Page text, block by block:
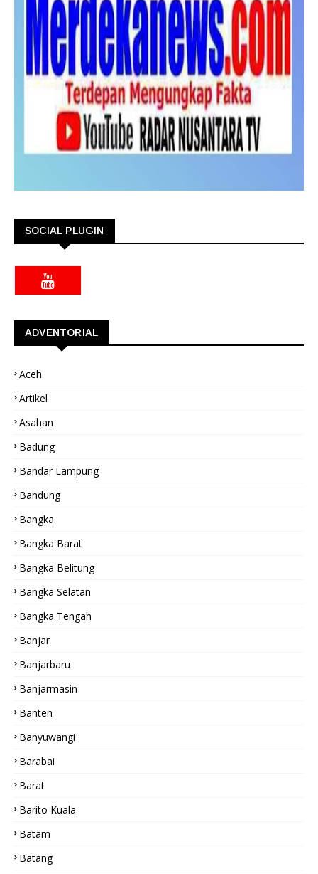
SOCIAL PLUGIN
ADVENTORIAL
Aceh
Artikel
Asahan
Badung
Bandar Lampung
Bandung
Bangka
Bangka Barat
Bangka Belitung
Bangka Selatan
Bangka Tengah
Banjar
Banjarbaru
Banjarmasin
Banten
Banyuwangi
Barabai
Barat
Barito Kuala
Batam
Batang